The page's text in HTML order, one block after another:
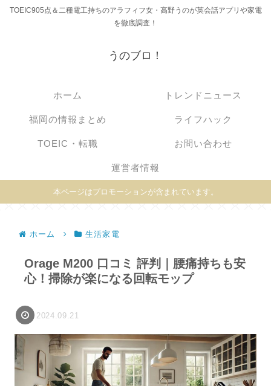
TOEIC905点＆二種電工持ちのアラフィフ女・高野うのが英会話アプリや家電
を徹底調査！
うのブロ！
ホーム トレンドニュース
福岡の情報まとめ ライフハック
TOEIC・転職 お問い合わせ
運営者情報
本ページはプロモーションが含まれています。
ホーム 生活家電
Orage M200 口コミ 評判｜腰痛持ちも安
心！掃除が楽になる回転モップ
2024.09.21